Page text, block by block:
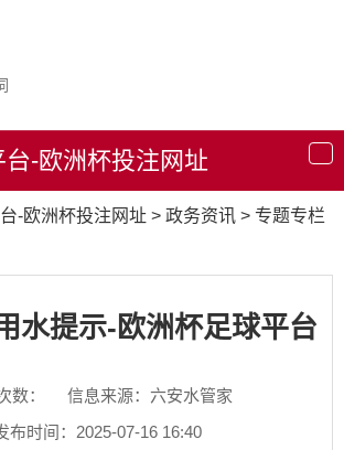
导
航
-欧洲杯投注网址
-欧洲杯投注网址 > 政务资讯 > 专题专栏
水提示-欧洲杯足球平台
数：
信息来源：六安水管家
布时间：2025-07-16 16:40